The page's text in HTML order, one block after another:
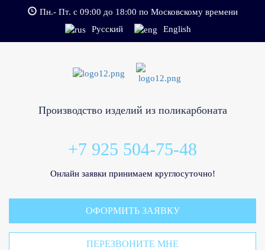
Пн.- Пт. с 09:00 до 18:00 по Московскому времени
Русский
English
Производство изделий из поликарбоната
+7 925 504-75-48
Онлайн заявки принимаем круглосуточно!
ОФОРМИТЬ ЗАЯВКУ
ПЕРЕЗВОНИТЕ МНЕ